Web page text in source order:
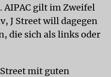
AIPAC gilt im Zweifel
J Street will dagegen
die sich als links oder
mit guten